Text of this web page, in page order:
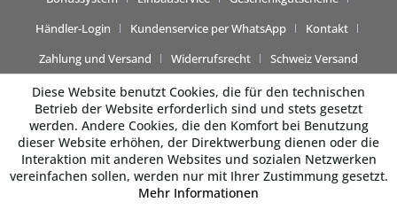
Händler-Login
Kundenservice per WhatsApp
Kontakt
Zahlung und Versand
Widerrufsrecht Schweiz Versand
Diese Website benutzt Cookies, die für den technischen
Betrieb der Website erforderlich sind und stets gesetzt
werden. Andere Cookies, die den Komfort bei Benutzung
dieser Website erhöhen, der Direktwerbung dienen oder die
Interaktion mit anderen Websites und sozialen Netzwerken
vereinfachen sollen, werden nur mit Ihrer Zustimmung gesetzt.
Mehr Informationen